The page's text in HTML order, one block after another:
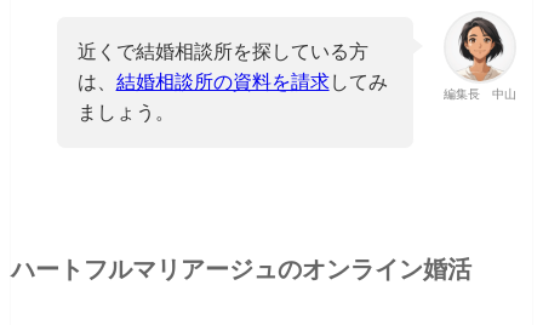
編集長 中山
近くで結婚相談所を探している方
は、 結婚相談所の資料を請求してみ
ましょう。
ハートフルマリアージュのオンライン婚活